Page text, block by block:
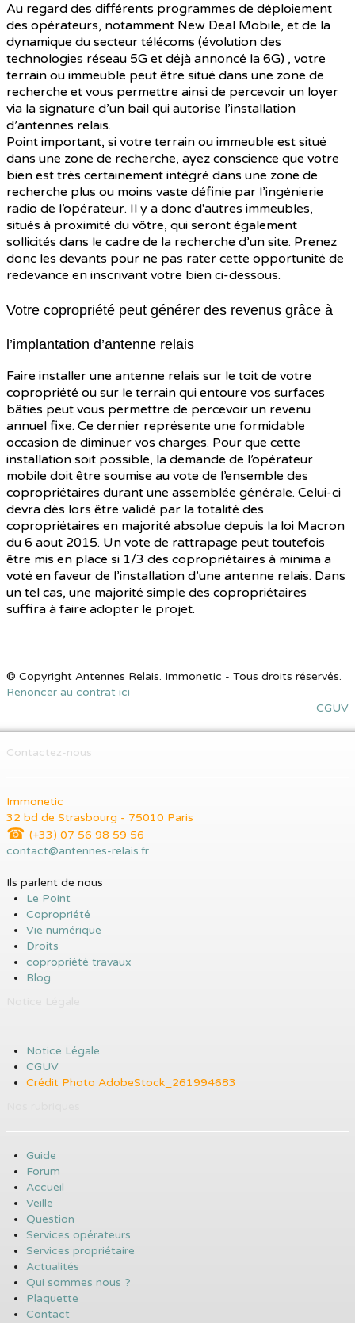
Au regard des différents programmes de déploiement
des opérateurs, notamment New Deal Mobile, et de la
dynamique du secteur télécoms (évolution des
technologies réseau 5G et déjà annoncé la 6G) , votre
terrain ou immeuble peut être situé dans une zone de
recherche et vous permettre ainsi de percevoir un loyer
via la signature d’un bail qui autorise l’installation
d’antennes relais.
Point important, si votre terrain ou immeuble est situé
dans une zone de recherche, ayez conscience que votre
bien est très certainement intégré dans une zone de
recherche plus ou moins vaste définie par l’ingénierie
radio de l’opérateur. Il y a donc d'autres immeubles,
situés à proximité du vôtre, qui seront également
sollicités dans le cadre de la recherche d’un site. Prenez
donc les devants pour ne pas rater cette opportunité de
redevance en inscrivant votre bien ci-dessous.
Votre copropriété peut générer des revenus grâce à
l’implantation d’antenne relais
Faire installer une antenne relais sur le toit de votre
copropriété ou sur le terrain qui entoure vos surfaces
bâties peut vous permettre de percevoir un revenu
annuel fixe. Ce dernier représente une formidable
occasion de diminuer vos charges. Pour que cette
installation soit possible, la demande de l’opérateur
mobile doit être soumise au vote de l’ensemble des
copropriétaires durant une assemblée générale. Celui-ci
devra dès lors être validé par la totalité des
copropriétaires en majorité absolue depuis la loi Macron
du 6 aout 2015. Un vote de rattrapage peut toutefois
être mis en place si 1/3 des copropriétaires à minima a
voté en faveur de l’installation d’une antenne relais. Dans
un tel cas, une majorité simple des copropriétaires
suffira à faire adopter le projet.
© Copyright Antennes Relais. Immonetic - Tous droits réservés.
Renoncer au contrat ici
CGUV
Contactez-nous
Immonetic
32 bd de Strasbourg - 75010 Paris
☎ (+33) 07 56 98 59 56
contact@antennes-relais.fr
Ils parlent de nous
Le Point
Copropriété
Vie numérique
Droits
copropriété travaux
Blog
Notice Légale
CGUV
Crédit Photo AdobeStock_261994683
Guide
Forum
Accueil
Veille
Question
Services opérateurs
Services propriétaire
Actualités
Qui sommes nous ?
Plaquette
Contact